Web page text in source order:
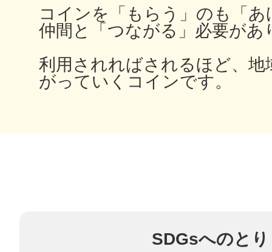
コインを「もらう」のも「
仲間と「つながる」必要があ
利用されればされるほど、地
がっていくコインです。
SDGsへのと
日置